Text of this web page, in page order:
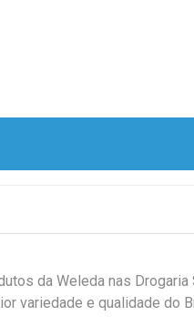
da Weleda nas Drogaria
variedade e qualidade do